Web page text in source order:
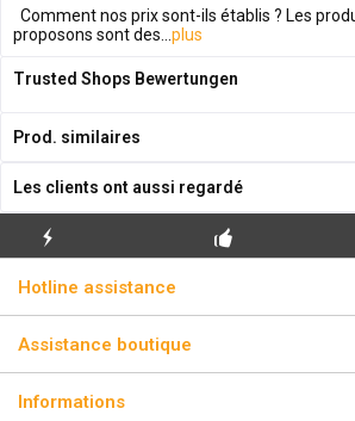
Comment nos prix sont-ils établis ? Les
proposons sont des... plus
Trusted Shops Bewertungen
Prod. similaires
Les clients ont aussi regardé
ÉCLAIR
Hotline assistance
Assistance boutique
Informations